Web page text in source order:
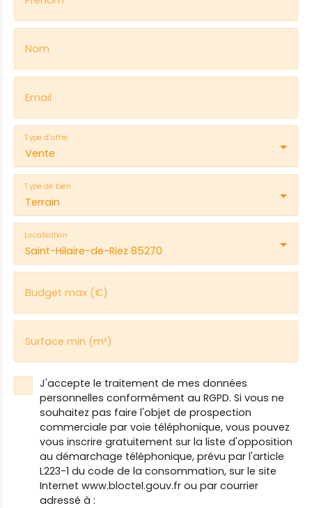
Nom
Email
Vente
Type d'offre
Terrain
Type de bien
Saint-Hilaire-de-Riez 85270
Localisation
Budget max (€)
Surface min (m²)
J'accepte le traitement de mes données
personnelles conformément au RGPD. Si vous ne
souhaitez pas faire l'objet de prospection
commerciale par voie téléphonique, vous pouvez
vous inscrire gratuitement sur la liste d'opposition
au démarchage téléphonique, prévu par l'article
L223-1 du code de la consommation, sur le site
Internet www.bloctel.gouv.fr ou par courrier
adressé à :